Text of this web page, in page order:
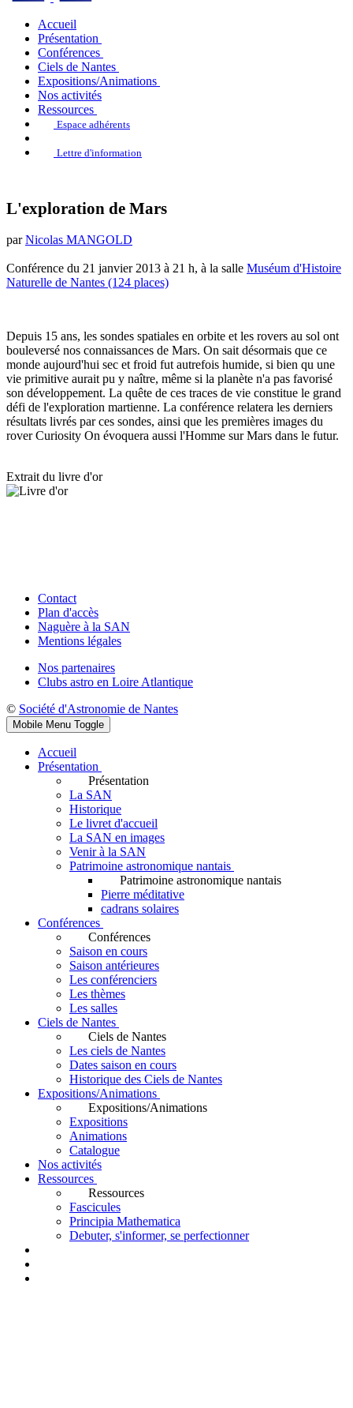
Accueil
Présentation
Conférences
Ciels de Nantes
Expositions/Animations
Nos activités
Ressources
Espace adhérents
Lettre d'information
L'exploration de Mars
parNicolas MANGOLD
Conférence du 21 janvier 2013 à 21 h, à la salle Muséum d'Histoire
Naturelle de Nantes (124 places)
Depuis 15 ans, les sondes spatiales en orbite et les rovers au sol ont
bouleversé nos connaissances de Mars. On sait désormais que ce
monde aujourd'hui sec et froid fut autrefois humide, si bien qu une
vie primitive aurait pu y naître, même si la planète n'a pas favorisé
son développement. La quête de ces traces de vie constitue le grand
défi de l'exploration martienne. La conférence relatera les derniers
résultats livrés par ces sondes, ainsi que les premières images du
rover Curiosity On évoquera aussi l'Homme sur Mars dans le futur.
Extrait du livre d'or
Contact
Plan d'accès
Naguère à la SAN
Mentions légales
Nos partenaires
Clubs astro en Loire Atlantique
© Société d'Astronomie de Nantes
Mobile Menu Toggle
Accueil
Présentation
Présentation
La SAN
Historique
Le livret d'accueil
La SAN en images
Venir à la SAN
Patrimoine astronomique nantais
Patrimoine astronomique nantais
Pierre méditative
cadrans solaires
Conférences
Conférences
Saison en cours
Saison antérieures
Les conférenciers
Les thèmes
Les salles
Ciels de Nantes
Ciels de Nantes
Les ciels de Nantes
Dates saison en cours
Historique des Ciels de Nantes
Expositions/Animations
Expositions/Animations
Expositions
Animations
Catalogue
Nos activités
Ressources
Ressources
Fascicules
Principia Mathematica
Debuter, s'informer, se perfectionner